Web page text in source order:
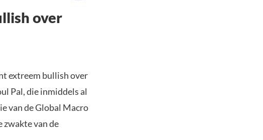
over
extreem bullish over
Pal, die inmiddels al
van de Global Macro
zwakte van de